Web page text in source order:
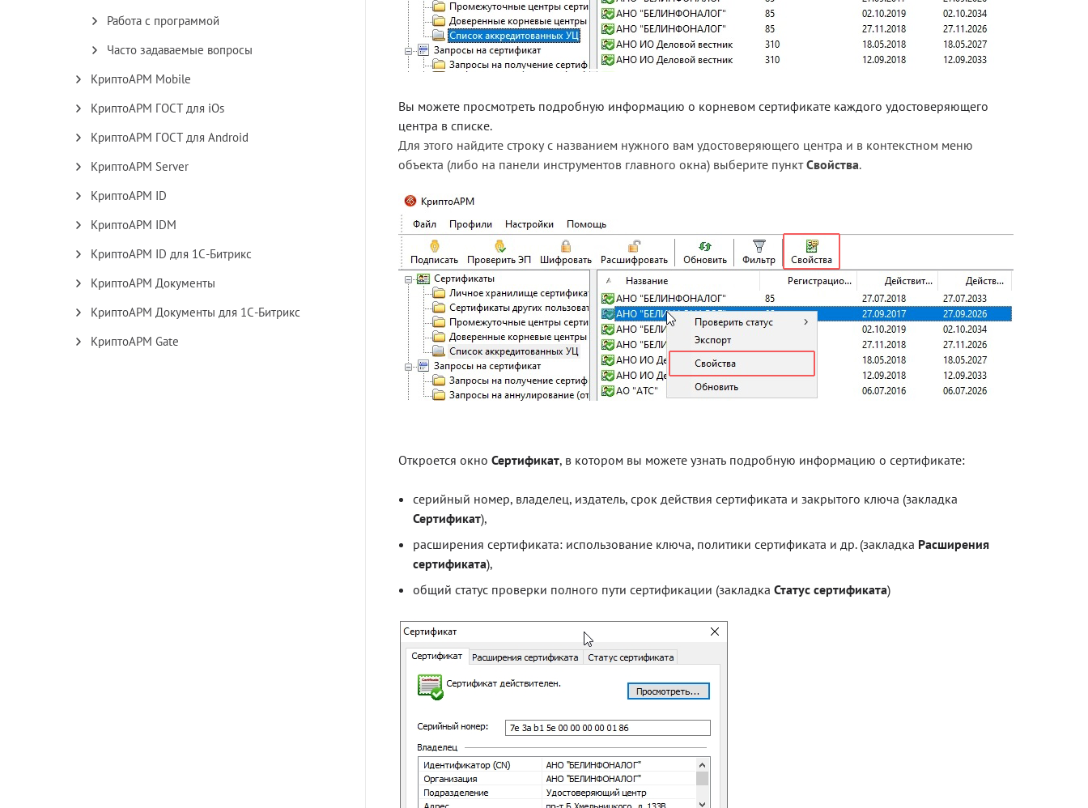
КриптоАРМ Mobile
КриптоАРМ Server
КриптоАРМ ID
КриптоАРМ IDM
КриптоАРМ ID для 1С-Битрикс
КриптоАРМ Документы
КриптоАРМ Документы для 1С-Битрикс
КриптоАРМ Gate
Работа с программой
Часто задаваемые вопросы
КриптоАРМ ГОСТ для Android
КриптоАРМ ГОСТ для iOs
Вы можете просмотреть подробную информацию о корневом сертификате каждого удостоверяющего
центра в списке.
Для этого найдите строку с названием нужного вам удостоверяющего центра и в контекстном меню
объекта (либо на панели инструментов главного окна) выберите пунктСвойства.
Откроется окно Сертификат, в котором вы можете узнать подробную информацию о сертификате:
серийный номер, владелец, издатель, срок действия сертификата и закрытого ключа (закладка
Сертификат),
расширения сертификата: использование ключа, политики сертификата и др. (закладка Расширения
сертификата),
общий статус проверки полного пути сертификации (закладка Статус сертификата)